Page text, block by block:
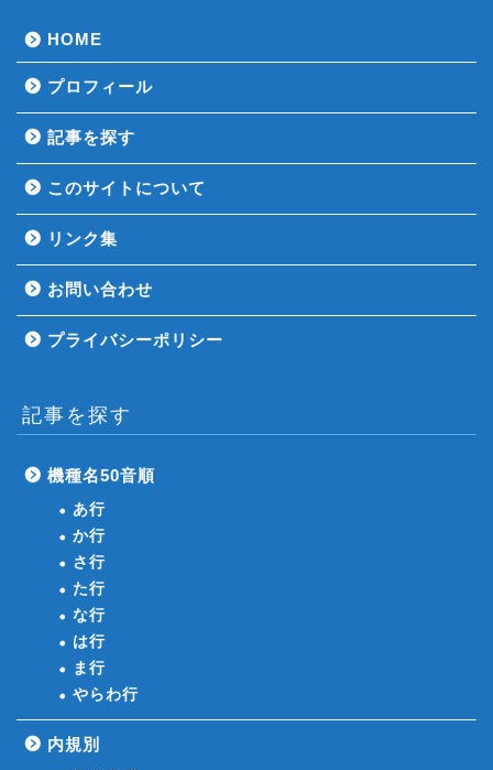
HOME
プロフィール
記事を探す
このサイトについて
リンク集
お問い合わせ
プライバシーポリシー
記事を探す
機種名50音順
あ行
か行
さ行
た行
な行
は行
ま行
やらわ行
内規別